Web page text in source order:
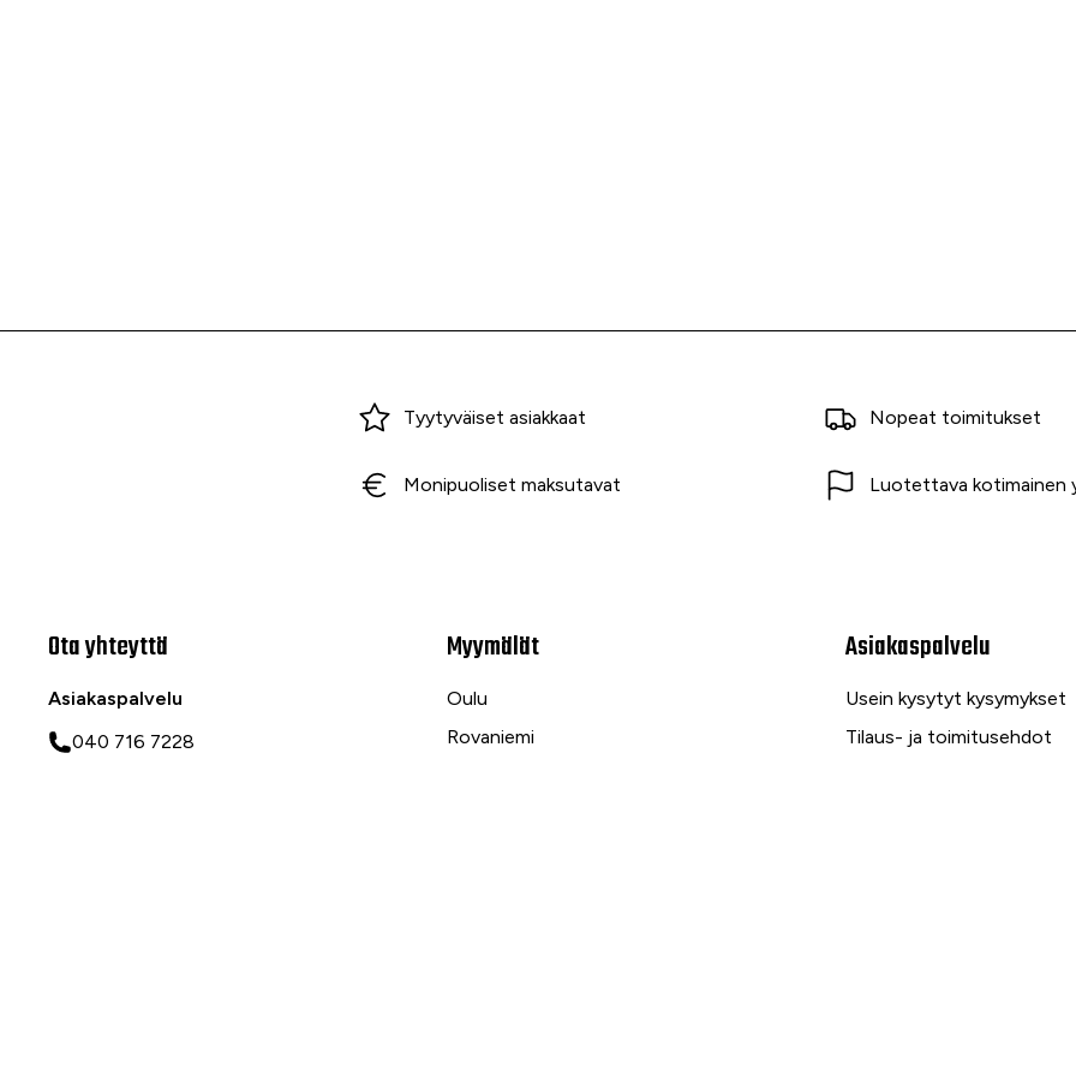
Tyytyväiset asiakkaat Nopeat toimitukset
Monipuoliset maksutavat Luotettava kotimainen
Ota yhteyttä
Asiakaspalvelu
040 716 7228
Myymälät
Oulu
Rovaniemi
Asiakaspalvelu
Usein kysytyt kysymykset
Tilaus- ja toimitusehdot